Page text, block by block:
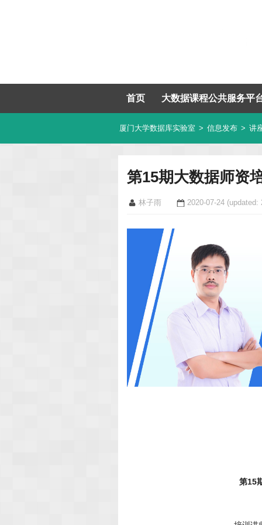
首页 大数据课程公共服务平
厦门大学数据库实验室 > 信息发布 > 讲
第15期大数据师资
林子雨 2020-07-24 (updated:
第15